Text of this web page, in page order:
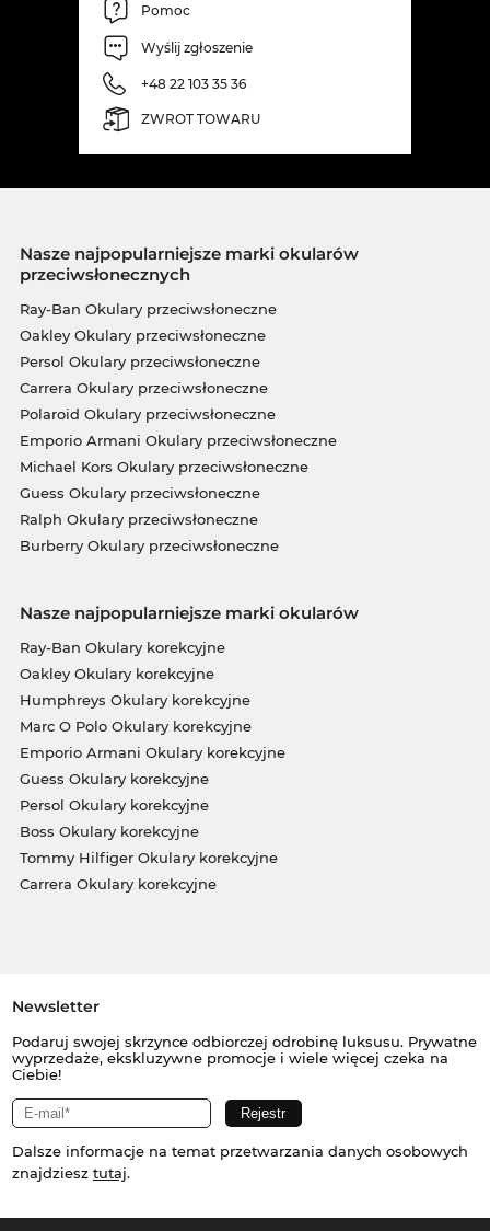
Pomoc
Wyślij zgłoszenie
+48 22 103 35 36
ZWROT TOWARU
Nasze najpopularniejsze marki okularów
przeciwsłonecznych
Ray-Ban Okulary przeciwsłoneczne
Oakley Okulary przeciwsłoneczne
Persol Okulary przeciwsłoneczne
Carrera Okulary przeciwsłoneczne
Polaroid Okulary przeciwsłoneczne
Emporio Armani Okulary przeciwsłoneczne
Michael Kors Okulary przeciwsłoneczne
Guess Okulary przeciwsłoneczne
Ralph Okulary przeciwsłoneczne
Burberry Okulary przeciwsłoneczne
Nasze najpopularniejsze marki okularów
Ray-Ban Okulary korekcyjne
Oakley Okulary korekcyjne
Humphreys Okulary korekcyjne
Marc O Polo Okulary korekcyjne
Emporio Armani Okulary korekcyjne
Guess Okulary korekcyjne
Persol Okulary korekcyjne
Boss Okulary korekcyjne
Tommy Hilfiger Okulary korekcyjne
Carrera Okulary korekcyjne
Newsletter
Podaruj swojej skrzynce odbiorczej odrobinę luksusu. Prywatne
wyprzedaże, ekskluzywne promocje i wiele więcej czeka na
Ciebie!
Dalsze informacje na temat przetwarzania danych osobowych
znajdziesz tutaj.